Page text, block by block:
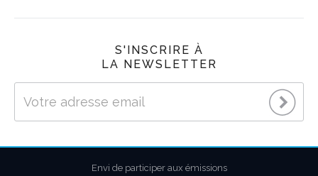
S'INSCRIRE À
LA NEWSLETTER
Envi de participer aux émissions